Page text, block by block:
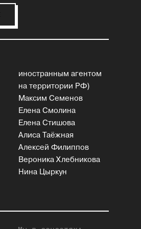
иностранным агентом
на территории РФ)
Максим Семенов
Елена Смолина
Елена Стишова
Алиса Таёжная
Алексей Филиппов
Вероника Хлебникова
Нина Цыркун